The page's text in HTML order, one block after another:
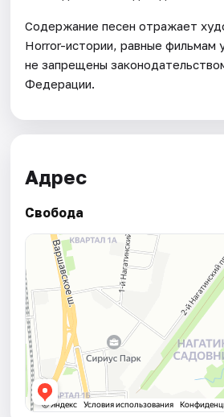
Содержание песен отражает
Horror-истории, равные фильмам
не запрещены
Федерации.
Адрес
Свобода